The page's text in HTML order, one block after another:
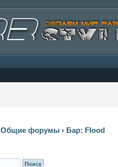
Общие форумы ‹ Бар: Flood